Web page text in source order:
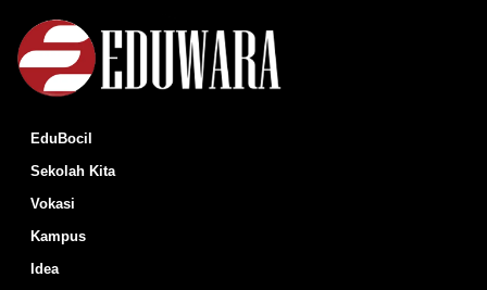
EduBocil
Sekolah Kita
Vokasi
Kampus
Idea